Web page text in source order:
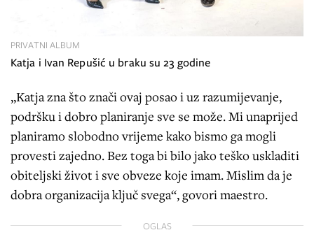
Katja i Ivan Repušić u braku su 23 godine
PRIVATNI ALBUM
„Katja zna što znači ovaj posao i uz razumijevanje,
podršku i dobro planiranje sve se može. Mi unaprijed
planiramo slobodno vrijeme kako bismo ga mogli
provesti zajedno. Bez toga bi bilo jako teško uskladiti
obiteljski život i sve obveze koje imam. Mislim da je
dobra organizacija ključ svega“, govori maestro.
OGLAS